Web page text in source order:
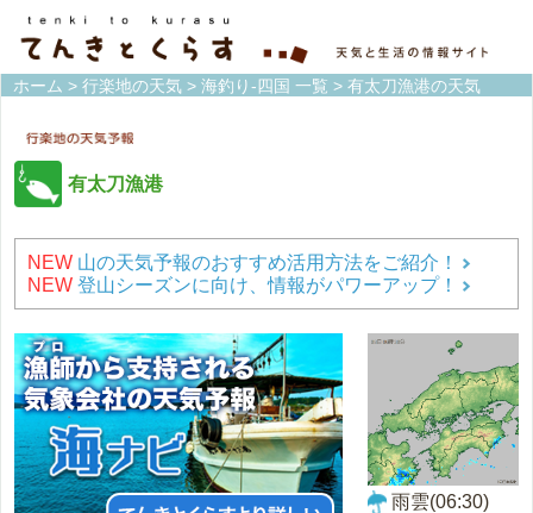
ホーム > 行楽地の天気 > 海釣り-四国 一覧 > 有太刀漁港の天気
有太刀漁港
NEW 山の天気予報のおすすめ活用方法をご紹介！
NEW 登山シーズンに向け、情報がパワーアップ！
雨雲(06:30)